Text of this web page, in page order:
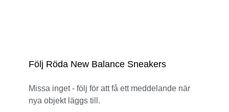
Följ Röda New Balance Sneakers
Missa inget - följ för att få ett meddelande när
nya objekt läggs till.